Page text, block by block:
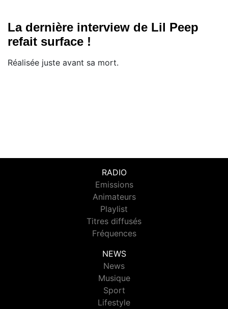
La dernière interview de Lil Peep
refait surface !
Réalisée juste avant sa mort.
RADIO
Emissions
Animateurs
Playlist
Titres diffusés
Fréquences
NEWS
News
Musique
Sport
Lifestyle